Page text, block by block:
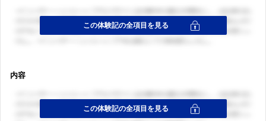
内容
ログイン・会員登録